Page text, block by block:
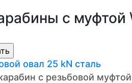
с муфтой
овал 25 kN сталь
с резьбовой муфтой